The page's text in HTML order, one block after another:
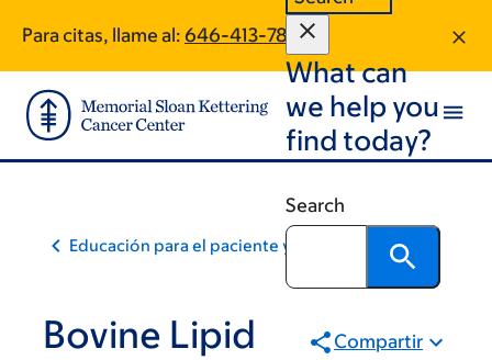
main
content
footer
Para citas, llame al: 646-413-7871
What can
we help you
find today?
Search
Educación para el paciente y la comunidad
Bovine Lipid
Compartir